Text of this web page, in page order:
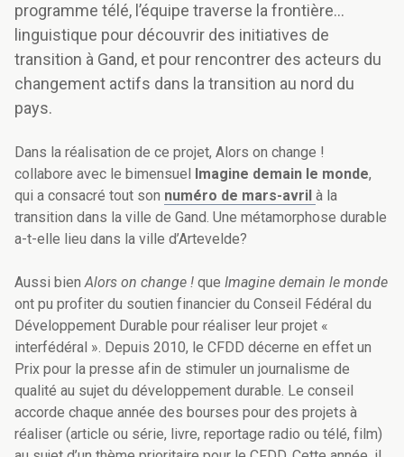
programme télé, l’équipe traverse la frontière…
linguistique pour découvrir des initiatives de
transition à Gand, et pour rencontrer des acteurs du
changement actifs dans la transition au nord du
pays.
Dans la réalisation de ce projet, Alors on change !
collabore avec le bimensuel
Imagine demain le monde,
qui a consacré tout son numéro de mars-avril à la
transition dans la ville de Gand. Une métamorphose durable
a-t-elle lieu dans la ville d’Artevelde?
Aussi bienAlors on change ! que Imagine demain le monde
ont pu profiter du soutien financier du Conseil Fédéral du
Développement Durable pour réaliser leur projet «
interfédéral ». Depuis 2010, le CFDD décerne en effet un
Prix pour la presse afin de stimuler un journalisme de
qualité au sujet du développement durable. Le conseil
accorde chaque année des bourses pour des projets à
réaliser (article ou série, livre, reportage radio ou télé, film)